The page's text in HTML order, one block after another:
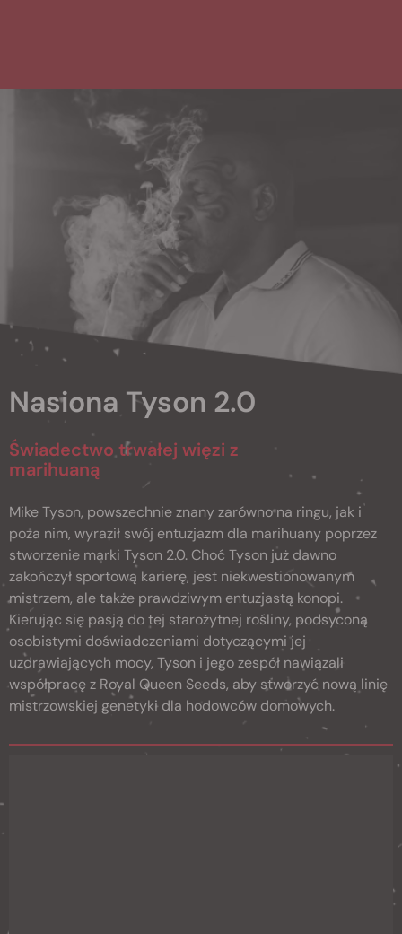
Nasiona Tyson 2.0
Świadectwo trwałej więzi z
marihuaną
Mike Tyson, powszechnie znany zarówno na ringu, jak i
poza nim, wyraził swój entuzjazm dla marihuany poprzez
stworzenie marki Tyson 2.0. Choć Tyson już dawno
zakończył sportową karierę, jest niekwestionowanym
mistrzem, ale także prawdziwym entuzjastą konopi.
Kierując się pasją do tej starożytnej rośliny, podsyconą
osobistymi doświadczeniami dotyczącymi jej
uzdrawiających mocy, Tyson i jego zespół nawiązali
współpracę z Royal Queen Seeds, aby stworzyć nową linię
mistrzowskiej genetyki dla hodowców domowych.